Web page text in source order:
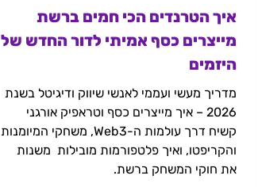
איך הטרנדים הכי חמים ברשת
מייצרים כסף אמיתי לדור החדש של
היזמים
מדריך מעשי ועממי לאנשי שיווק ודיגיטל בשנת
2026 – איך מייצרים כסף וטראפיק אורגני
קשיח דרך עולמות ה-Web3, משחקי המיומנות
והקריפטו, ואיך פלטפורמות מובילות משנות
את חוקי המשחק ברשת.